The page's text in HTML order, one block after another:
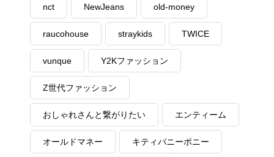
nct NewJeans old-money
raucohouse straykids TWICE
vunque Y2Kファッション
Z世代ファッション
おしゃれさんと繋がりたい エンティーム
オールドマネー キティバニーポニー